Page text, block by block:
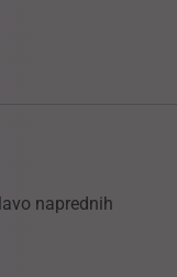
naprednih